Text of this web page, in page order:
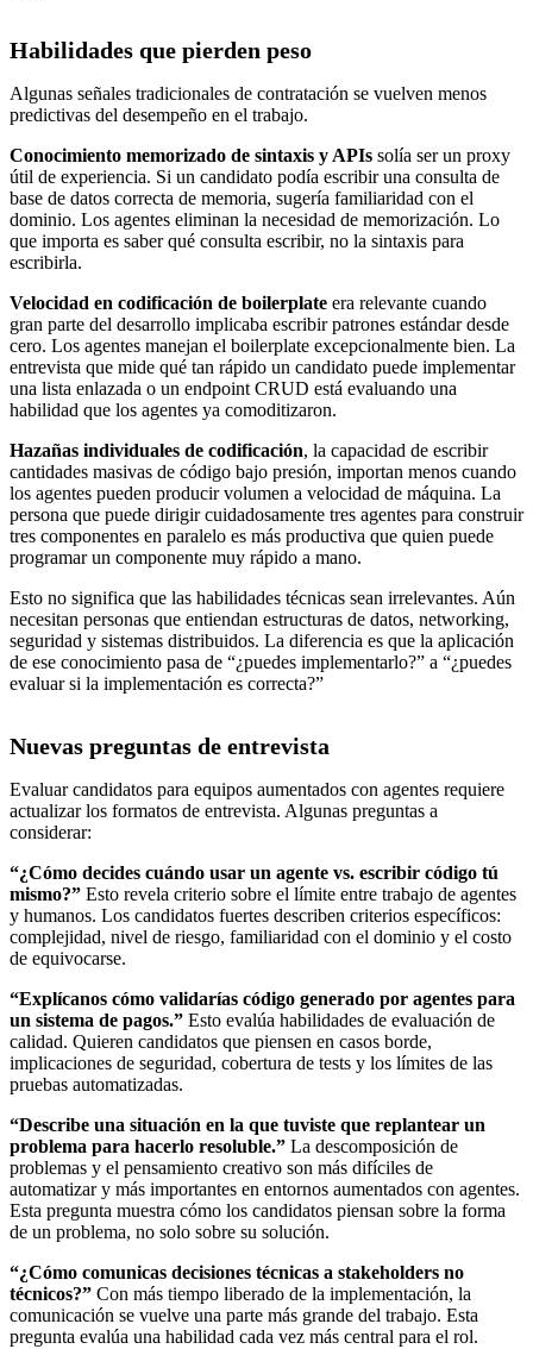
Habilidades que pierden peso
Algunas señales tradicionales de contratación se vuelven menos
predictivas del desempeño en el trabajo.
Conocimiento memorizado de sintaxis y APIs solía ser un proxy
útil de experiencia. Si un candidato podía escribir una consulta de
base de datos correcta de memoria, sugería familiaridad con el
dominio. Los agentes eliminan la necesidad de memorización. Lo
que importa es saber qué consulta escribir, no la sintaxis para
escribirla.
Velocidad en codificación de boilerplate era relevante cuando
gran parte del desarrollo implicaba escribir patrones estándar desde
cero. Los agentes manejan el boilerplate excepcionalmente bien. La
entrevista que mide qué tan rápido un candidato puede implementar
una lista enlazada o un endpoint CRUD está evaluando una
habilidad que los agentes ya comoditizaron.
Hazañas individuales de codificación, la capacidad de escribir
cantidades masivas de código bajo presión, importan menos cuando
los agentes pueden producir volumen a velocidad de máquina. La
persona que puede dirigir cuidadosamente tres agentes para construir
tres componentes en paralelo es más productiva que quien puede
programar un componente muy rápido a mano.
Esto no significa que las habilidades técnicas sean irrelevantes. Aún
necesitan personas que entiendan estructuras de datos, networking,
seguridad y sistemas distribuidos. La diferencia es que la aplicación
de ese conocimiento pasa de “¿puedes implementarlo?” a “¿puedes
evaluar si la implementación es correcta?”
Nuevas preguntas de entrevista
Evaluar candidatos para equipos aumentados con agentes requiere
actualizar los formatos de entrevista. Algunas preguntas a
considerar:
“¿Cómo decides cuándo usar un agente vs. escribir código tú
mismo?” Esto revela criterio sobre el límite entre trabajo de agentes
y humanos. Los candidatos fuertes describen criterios específicos:
complejidad, nivel de riesgo, familiaridad con el dominio y el costo
de equivocarse.
“Explícanos cómo validarías código generado por agentes para
un sistema de pagos.” Esto evalúa habilidades de evaluación de
calidad. Quieren candidatos que piensen en casos borde,
implicaciones de seguridad, cobertura de tests y los límites de las
pruebas automatizadas.
“Describe una situación en la que tuviste que replantear un
problema para hacerlo resoluble.” La descomposición de
problemas y el pensamiento creativo son más difíciles de
automatizar y más importantes en entornos aumentados con agentes.
Esta pregunta muestra cómo los candidatos piensan sobre la forma
de un problema, no solo sobre su solución.
“¿Cómo comunicas decisiones técnicas a stakeholders no
técnicos?” Con más tiempo liberado de la implementación, la
comunicación se vuelve una parte más grande del trabajo. Esta
pregunta evalúa una habilidad cada vez más central para el rol.